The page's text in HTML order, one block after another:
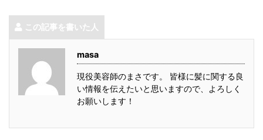
この記事を書いた人
masa
現役美容師のまさです。 皆様に髪に関する良
い情報を伝えたいと思いますので、よろしく
お願いします！